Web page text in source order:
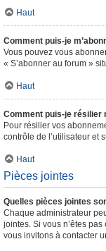
Haut
Comment puis-je
Vous pouvez vous
« S’abonner au forum »
Haut
Comment puis-je résilier
Pour résilier vos
contrôle de l’utilisateur et
Haut
Pièces jointes
Quelles pièces jointes
Chaque administrateur
jointes. Si vous n’êtes
vous invitons à contacter